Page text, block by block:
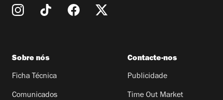
Sobre nós
Ficha Técnica
Comunicados
Contacte-nos
Publicidade
Time Out Market